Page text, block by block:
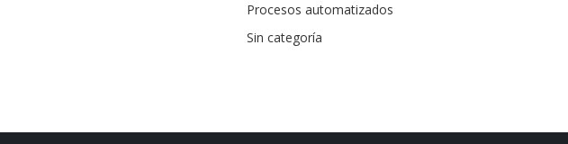
Procesos automatizados
Sin categoría